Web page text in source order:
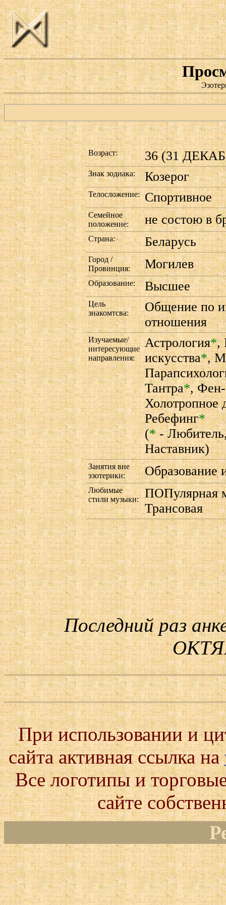
Возраст: 36 (31
Знак зодиака: Козерог
Телосложение: Спортивное
Семейное
положение:
не состою в
Страна: Беларусь
Город /
Провинция:
Могилев
Образование: Высшее
Цель
знакомтсва:
Общение по
отношения
Изучаемые/
интересующие
направления:
Астрология*,
искусства*,
Тантра*,
Холотропное
Ребефинг*
(*-
Наставник)
Занятия вне
эзотерики:
Образование
Любимые
стили музыки:
ПОПулярная
Трансовая
Последний раз
При использовании и
сайта активная ссылка на
Все логотипы и
сайте